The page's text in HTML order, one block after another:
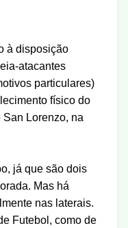
à disposição
atacantes
particulares)
físico do
Lorenzo, na
já que são dois
Mas há
nas laterais.
Futebol, como de